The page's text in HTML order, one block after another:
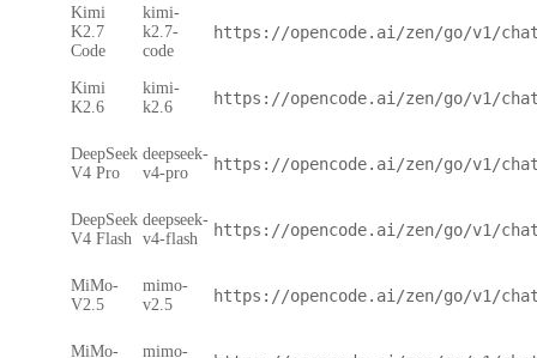
Kimi
K2.7
Code
kimi-
k2.7-
code
https://opencode.ai/zen/go/v1/
Kimi
K2.6
kimi-
k2.6
https://opencode.ai/zen/go/v1/
DeepSeek
V4 Pro
deepseek-
v4-pro
https://opencode.ai/zen/go/v1/
DeepSeek
V4 Flash
deepseek-
v4-flash
https://opencode.ai/zen/go/v1/
MiMo-
V2.5
mimo-
v2.5
https://opencode.ai/zen/go/v1/
MiMo-
mimo-